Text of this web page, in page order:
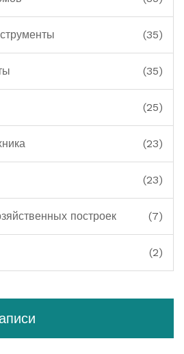
(35)
(35)
(25)
(23)
(23)
построек (7)
(2)